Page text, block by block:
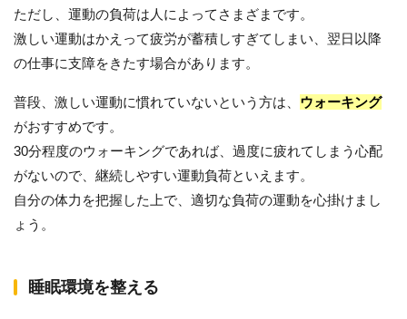
ただし、運動の負荷は人によってさまざまです。
激しい運動はかえって疲労が蓄積しすぎてしまい、翌日以降
の仕事に支障をきたす場合があります。
普段、激しい運動に慣れていないという方は、 ウォーキング
がおすすめです。
30分程度のウォーキングであれば、過度に疲れてしまう心配
がないので、継続しやすい運動負荷といえます。
自分の体力を把握した上で、適切な負荷の運動を心掛けまし
ょう。
睡眠環境を整える